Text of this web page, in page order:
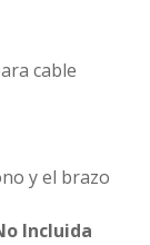
cable
y el brazo
Incluida